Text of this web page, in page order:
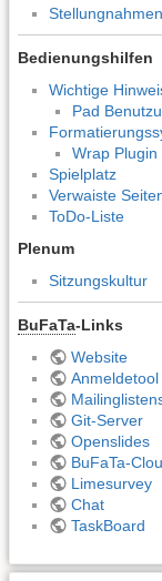
Stellungnahmen
Bedienungshilfen
Wichtige
Pad
Wrap Plugin
Spielplatz
Verwaiste
ToDo-Liste
Plenum
Sitzungskultur
BuFaTa-Links
Website
Anmeldetool
Git-Server
Openslides
BuFaTa-
Limesurvey
Chat
TaskBoard